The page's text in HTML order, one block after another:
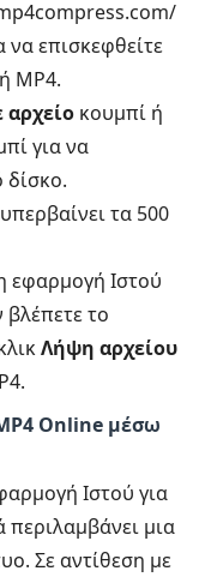
επισκεφθείτε
MP4.
αρχείο κουμπί ή
για να
δίσκο.
τα 500
Ιστού
το
Λήψη αρχείου
Online μέσω
Ιστού για
περιλαμβάνει μια
Σε αντίθεση με